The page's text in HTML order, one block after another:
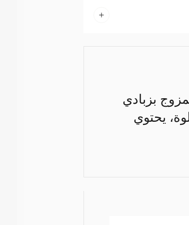
بزبادي
حلوة، يحتوي